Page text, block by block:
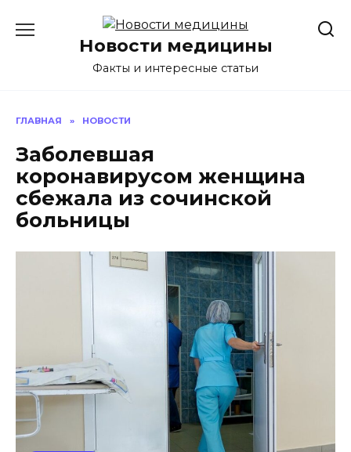
содержаниюНовости медицины
Факты и интересные статьи
ГЛАВНАЯ » НОВОСТИ
Заболевшая
коронавирусом женщина
сбежала из сочинской
больницы